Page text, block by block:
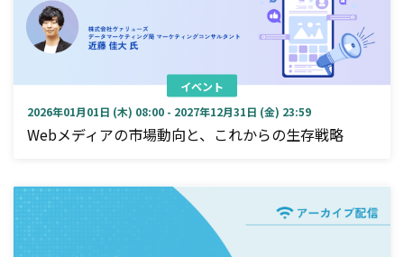
イベント
2026年01月01日 (木) 08:00 - 2027年12月31日 (金) 23:59
Webメディアの市場動向と、これからの生存戦略